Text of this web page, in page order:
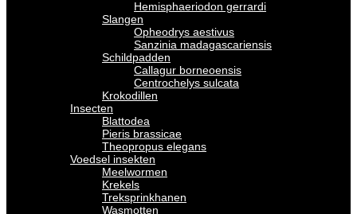
Hemisphaeriodon gerrardi
Slangen
Opheodrys aestivus
Sanzinia madagascariensis
Schildpadden
Callagur borneoensis
Centrochelys sulcata
Krokodillen
Insecten
Blattodea
Pieris brassicae
Theopropus elegans
Voedsel insekten
Meelwormen
Krekels
Treksprinkhanen
Wasmotten